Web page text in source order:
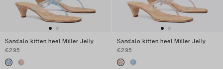
Sandalo kitten heel Miller Jelly
€295
Sandalo kitten heel Miller Jelly
€295